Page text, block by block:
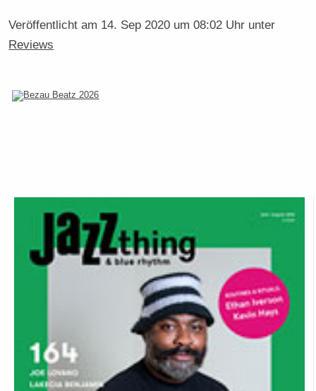
Veröffentlicht am 14. Sep 2020 um 08:02 Uhr unter
Reviews